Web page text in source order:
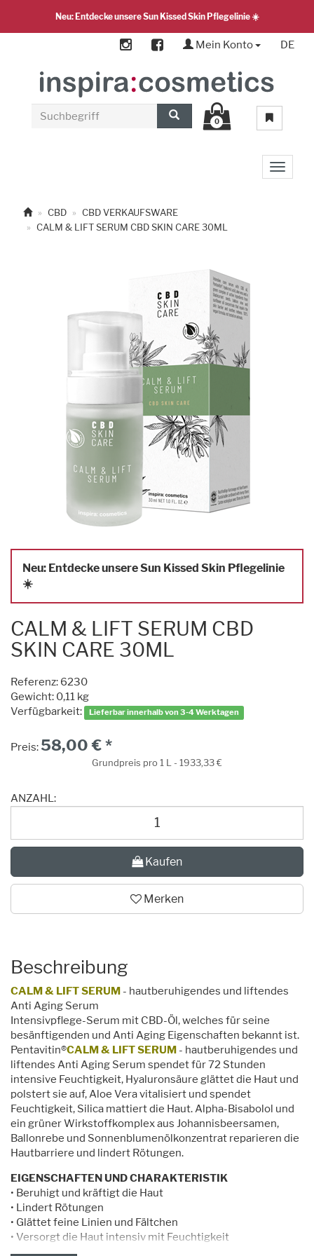
Neu: Entdecke unsere Sun Kissed Skin Pflegelinie ☀️
Mein Konto DE
0
Toggle
CBD
CBD VERKAUFSWARE
CALM & LIFT SERUM CBD SKIN CARE 30ML
Neu: Entdecke unsere Sun Kissed Skin Pflegelinie
☀️
CALM & LIFT SERUM CBD
SKIN CARE 30ML
Referenz: 6230
Gewicht: 0,11 kg
Verfügbarkeit:
Lieferbar innerhalb von 3-4 Werktagen
Preis: 58,00 € *
Grundpreis pro 1 L - 1933,33 €
ANZAHL:
Kaufen
Merken
Beschreibung
CALM & LIFT SERUM - hautberuhigendes und liftendes
Anti Aging Serum
Intensivpflege-Serum mit CBD-Öl, welches für seine
besänftigenden und Anti Aging Eigenschaften bekannt ist.
Pentavitin®CALM & LIFT SERUM - hautberuhigendes und
liftendes Anti Aging Serum spendet für 72 Stunden
intensive Feuchtigkeit, Hyaluronsäure glättet die Haut und
polstert sie auf, Aloe Vera vitalisiert und spendet
Feuchtigkeit, Silica mattiert die Haut. Alpha-Bisabolol und
ein grüner Wirkstoffkomplex aus Johannisbeersamen,
Ballonrebe und Sonnenblumenölkonzentrat reparieren die
Hautbarriere und lindert Rötungen.
EIGENSCHAFTEN UND CHARAKTERISTIK
• Beruhigt und kräftigt die Haut
• Lindert Rötungen
• Glättet feine Linien und Fältchen
• Versorgt die Haut intensiv mit Feuchtigkeit
• Stärkt die Hautbarriere